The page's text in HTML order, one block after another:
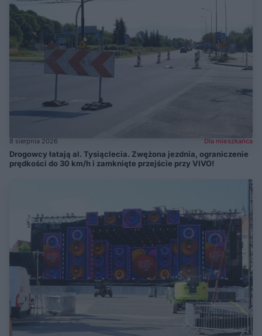
8 sierpnia 2026 Dla mieszkańca
Drogowcy łatają al. Tysiąclecia. Zwężona jezdnia, ograniczenie
prędkości do 30 km/h i zamknięte przejście przy VIVO!